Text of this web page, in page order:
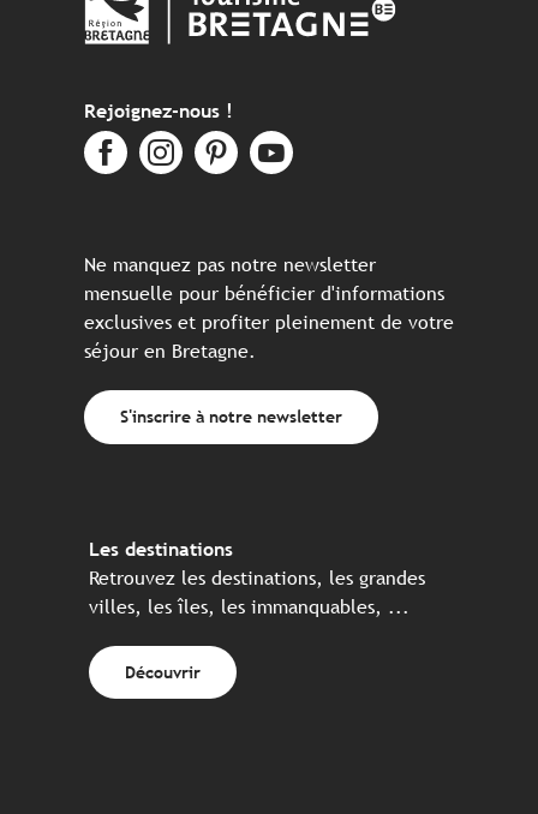
Rejoignez-nous !
Ne manquez pas notre newsletter
mensuelle pour bénéficier d'informations
exclusives et profiter pleinement de votre
séjour en Bretagne.
S'inscrire à notre newsletter
Les destinations
Retrouvez les destinations, les grandes
villes, les îles, les immanquables, ...
Découvrir